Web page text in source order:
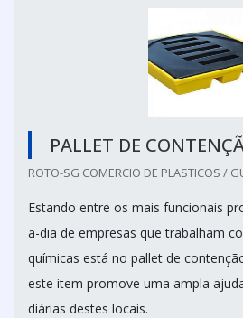
PALLET DE
ROTO-SG COMERCIO DE PLASTICOS /
Estando entre os mais funcionais
a-dia de empresas que trabalham
químicas está no pallet de
este item promove uma ampla
diárias destes locais.